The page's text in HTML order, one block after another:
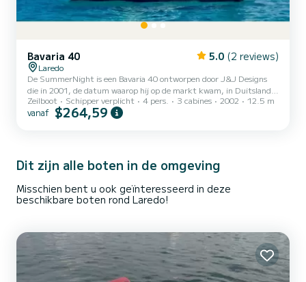
Bavaria 40 5.0 (2 reviews)
Laredo
De SummerNight is een Bavaria 40 ontworpen door J&J Designs
die in 2001, de datum waarop hij op de markt kwam, in Duitsland
werd verkozen tot “Boot van het Jaar”. Er is veel vraag naar deze
zeilboot, als u dat wilt. Als u geïnteresseerd bent in huren, doe dit
waterlijnlengte mogelijk is die de snelheid en...
Zeilboot Schipper verplicht 4 pers. 3 cabines 2002 12.5 m
vanaf $264,59
Dit zijn alle boten in de omgeving
Misschien bent u ook geïnteresseerd in deze
beschikbare boten rond Laredo!